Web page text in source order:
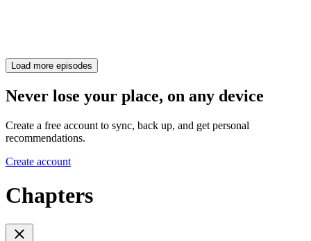
Load more episodes
Never lose your place, on any device
Create a free account to sync, back up, and get personal
recommendations.
Create account
Chapters